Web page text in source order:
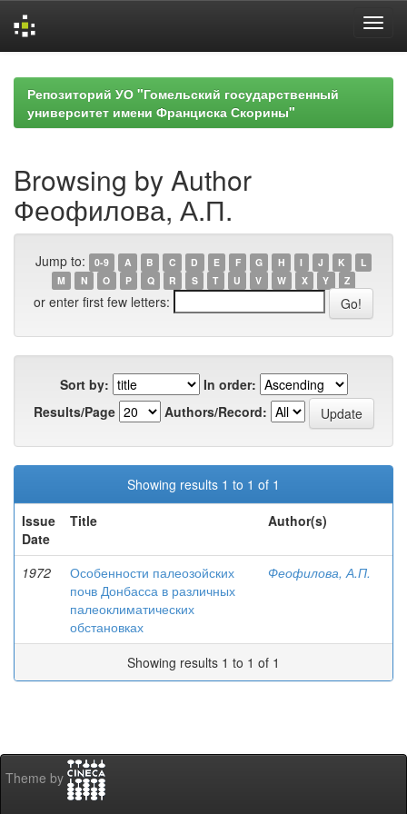
navigationРепозиторий УО "Гомельский государственный
университет имени Франциска Скорины"
Browsing by Author
Феофилова, А.П.
Jump to: 0-9 A B C D E F G H I J K
L
M
N O P Q R S T U V W X Y Z
or enter first few letters:
Sort by:
In order:
Results/Page
Authors/Record:
Showing results 1 to 1 of 1
Issue
Date
Title Author(s)
1972
Особенности палеозойских
почв Донбасса в различных
палеоклиматических
обстановках
Феофилова, А.П.
Showing results 1 to 1 of 1
Theme by